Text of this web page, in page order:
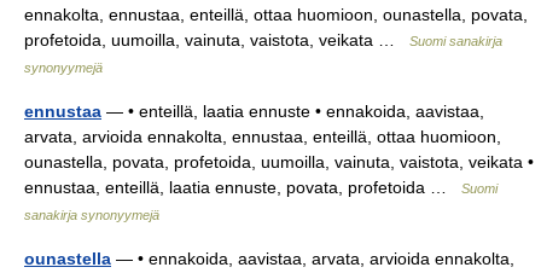
ennakolta, ennustaa, enteillä, ottaa huomioon, ounastella, povata,
profetoida, uumoilla, vainuta, vaistota, veikata …
Suomi sanakirja
synonyymejä
ennustaa — • enteillä, laatia ennuste • ennakoida, aavistaa,
arvata, arvioida ennakolta, ennustaa, enteillä, ottaa huomioon,
ounastella, povata, profetoida, uumoilla, vainuta, vaistota, veikata •
ennustaa, enteillä, laatia ennuste, povata, profetoida …
Suomi
sanakirja synonyymejä
ounastella — • ennakoida, aavistaa, arvata, arvioida ennakolta,